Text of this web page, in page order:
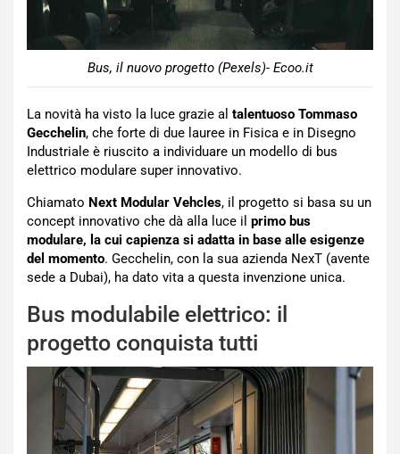
Bus, il nuovo progetto (Pexels)- Ecoo.it
La novità ha visto la luce grazie al talentuoso Tommaso
Gecchelin, che forte di due lauree in Fisica e in Disegno
Industriale è riuscito a individuare un modello di bus
elettrico modulare super innovativo.
Chiamato Next Modular Vehcles, il progetto si basa su un
concept innovativo che dà alla luce il primo bus
modulare, la cui capienza si adatta in base alle esigenze
del momento. Gecchelin, con la sua azienda NexT (avente
sede a Dubai), ha dato vita a questa invenzione unica.
Bus modulabile elettrico: il
progetto conquista tutti